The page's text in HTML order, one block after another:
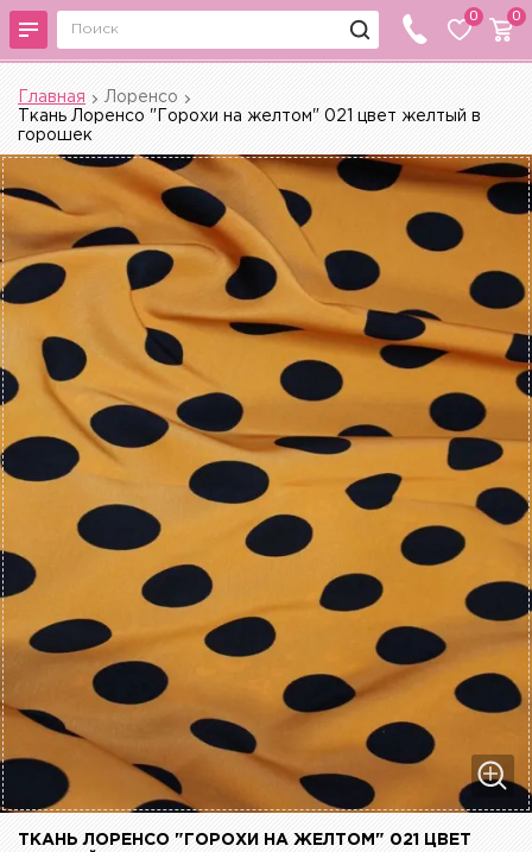
0 0
Главная
Лоренсо
Ткань Лоренсо "Горохи на желтом" 021 цвет желтый в
горошек
ТКАНЬ ЛОРЕНСО "ГОРОХИ НА ЖЕЛТОМ" 021 ЦВЕТ